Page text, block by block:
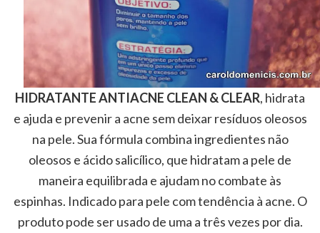
HIDRATANTE ANTIACNE CLEAN & CLEAR, hidrata
e ajuda e prevenir a acne sem deixar resíduos oleosos
na pele. Sua fórmula combina ingredientes não
oleosos e ácido salicílico, que hidratam a pele de
maneira equilibrada e ajudam no combate às
espinhas. Indicado para pele com tendência à acne. O
produto pode ser usado de uma a três vezes por dia.